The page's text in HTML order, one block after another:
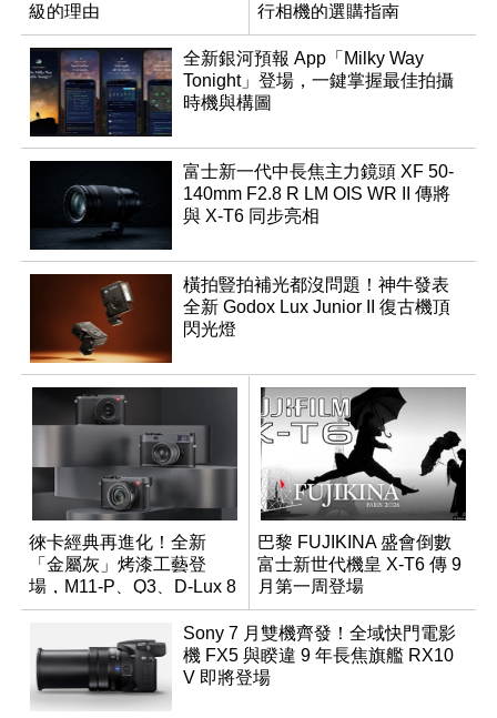
級的理由
行相機的選購指南
全新銀河預報 App「Milky Way
Tonight」登場，一鍵掌握最佳拍攝
時機與構圖
富士新一代中長焦主力鏡頭 XF 50-
140mm F2.8 R LM OIS WR II 傳將
與 X-T6 同步亮相
橫拍豎拍補光都沒問題！神牛發表
全新 Godox Lux Junior II 復古機頂
閃光燈
徠卡經典再進化！全新
「金屬灰」烤漆工藝登
場，M11-P、Q3、D-Lux 8
領銜換裝
巴黎 FUJIKINA 盛會倒數
富士新世代機皇 X-T6 傳 9
月第一周登場
Sony 7 月雙機齊發！全域快門電影
機 FX5 與睽違 9 年長焦旗艦 RX10
V 即將登場